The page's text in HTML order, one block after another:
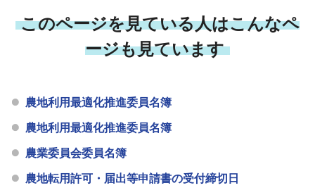
このページを見ている人はこんなペ
ージも見ています
農地利用最適化推進委員名簿
農地利用最適化推進委員名簿
農業委員会委員名簿
農地転用許可・届出等申請書の受付締切日